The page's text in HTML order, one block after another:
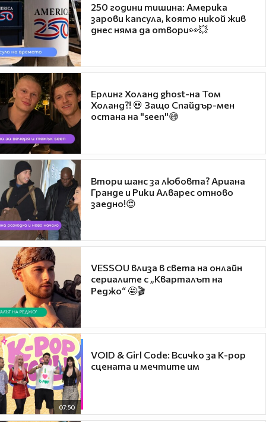
250 години тишина: Америка
зарови капсула, която никой жив
днес няма да отвори👀💥
Ерлинг Холанд ghost-на Том
Холанд?! 💀 Защо Спайдър-мен
остана на "seen"😅
Втори шанс за любовта? Ариана
Гранде и Рики Алварес отново
заедно!😍
VESSOU влиза в света на онлайн
сериалите с „Кварталът на
Реджо“ 🤩🎬
07:50
VOID & Girl Code: Всичко за K-pop
сцената и мечтите им